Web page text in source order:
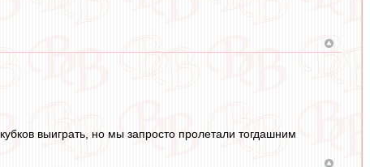
выиграть, но мы запросто пролетали тогдашним